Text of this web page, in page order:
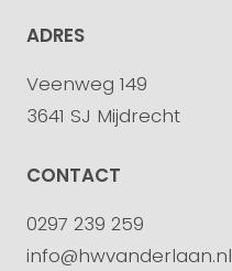
ADRES
Veenweg 149
3641 SJ Mijdrecht
CONTACT
0297 239 259
info@hwvanderlaan.nl